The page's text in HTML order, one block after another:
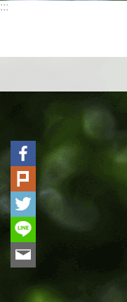
跳到主要內容區塊
:::